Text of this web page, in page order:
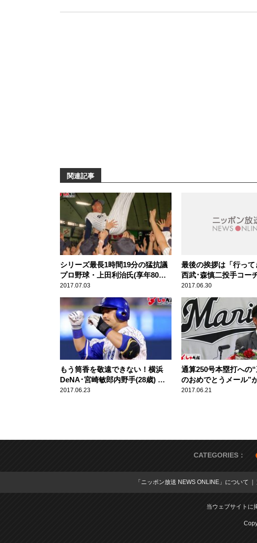
関連記事
シリーズ最長1時間19分の猛抗議
プロ野球・上田利治氏(享年80歳)
【スポーツ人間模様】
2017.07.03
最後の挨拶は「行って
西武･森慎二投手コー
歳)スポーツ人間模様
2017.06.30
もう筒香を敬遠できない！横浜
DeNA･宮崎敏郎内野手(28歳) ス
ポーツ人間模様
2017.06.23
通算250号本塁打への
のおめでとうメール”
ほど嬉しかった！ロッ
2017.06.21
CATEGORIES：
「ニッポン放送 NEWS ONLINE」について
当ウェブサイトに